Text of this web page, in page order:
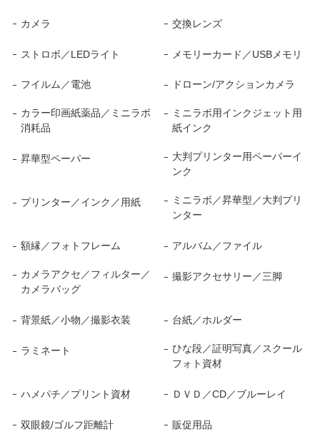
カメラ 交換レンズ
ストロボ／LEDライト メモリーカード／USBメモリ
フイルム／電池 ドローン/アクションカメラ
カラー印画紙薬品／ミニラボ
消耗品
ミニラボ用インクジェット用
紙インク
昇華型ペーパー
大判プリンター用ペーパーイ
ンク
プリンター／インク／用紙
ミニラボ／昇華型／大判プリ
ンター
額縁／フォトフレーム アルバム／ファイル
カメラアクセ／フィルター／
カメラバッグ
撮影アクセサリー／三脚
背景紙／小物／撮影衣装 台紙／ホルダー
ラミネート
ひな段／証明写真／スクール
フォト資材
ハメパチ／プリント資材 ＤＶＤ／CD／ブルーレイ
双眼鏡/ゴルフ距離計 販促用品